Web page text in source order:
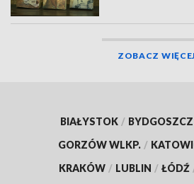
ZOBACZ WIĘCEJ
BIAŁYSTOK / BYDGOSZCZ
GORZÓW WLKP. /
KRAKÓW / LUBLIN / ŁÓDŹ